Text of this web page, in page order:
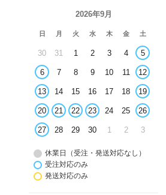
2026年9月
日 月 火 水 木 金 土
30 31 1 2 3 4 5
6 7 8 9 10 11 12
13 14 15 16 17 18 19
20 21 22 23 24 25 26
27 28 29 30 1 2 3
休業日（受注・発送対応なし）
受注対応のみ
発送対応のみ
しい仕上がりに